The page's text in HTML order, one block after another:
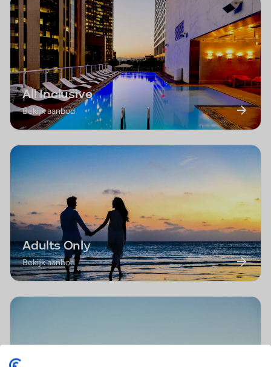
All Inclusive
Bekijk aanbod
Adults Only
Bekijk aanbod